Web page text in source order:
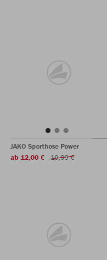
JAKO Sporthose Power
ab 12,00 €
19,99 €